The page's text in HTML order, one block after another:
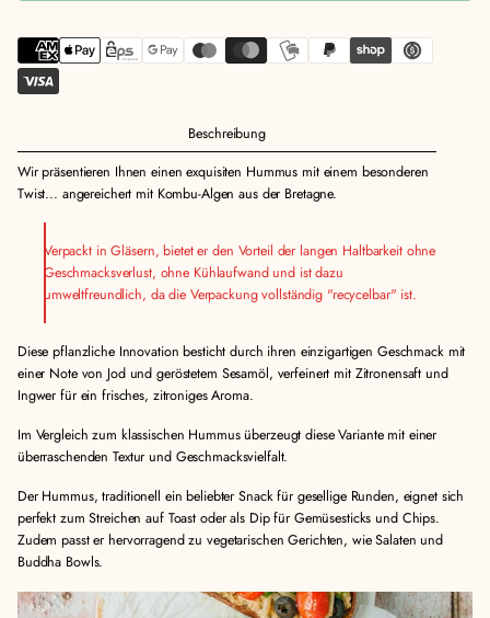
Beschreibung
Wir präsentieren Ihnen einen exquisiten Hummus mit einem besonderen
Twist... angereichert mit Kombu-Algen aus der Bretagne.
Verpackt in Gläsern, bietet er den Vorteil der langen Haltbarkeit ohne
Geschmacksverlust, ohne Kühlaufwand und ist dazu
umweltfreundlich, da die Verpackung vollständig "recycelbar" ist.
Diese pflanzliche Innovation besticht durch ihren einzigartigen Geschmack mit
einer Note von Jod und geröstetem Sesamöl, verfeinert mit Zitronensaft und
Ingwer für ein frisches, zitroniges Aroma.
Im Vergleich zum klassischen Hummus überzeugt diese Variante mit einer
überraschenden Textur und Geschmacksvielfalt.
Der Hummus, traditionell ein beliebter Snack für gesellige Runden, eignet sich
perfekt zum Streichen auf Toast oder als Dip für Gemüsesticks und Chips.
Zudem passt er hervorragend zu vegetarischen Gerichten, wie Salaten und
Buddha Bowls.